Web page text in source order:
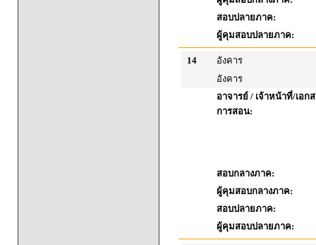
สอบปลายภาค:
ผู้คุมสอบปลายภาค:
14
อังคาร
อังคาร
อาจารย์ / เจ้าหน้าที่/เอก
การสอน:
สอบกลางภาค:
ผู้คุมสอบกลางภาค:
สอบปลายภาค:
ผู้คุมสอบปลายภาค: